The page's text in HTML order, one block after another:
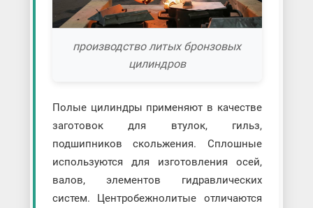
производство литых бронзовых
цилиндров
Полые цилиндры применяют в качестве
заготовок для втулок, гильз,
подшипников скольжения. Сплошные
используются для изготовления осей,
валов, элементов гидравлических
систем. Центробежнолитые отличаются